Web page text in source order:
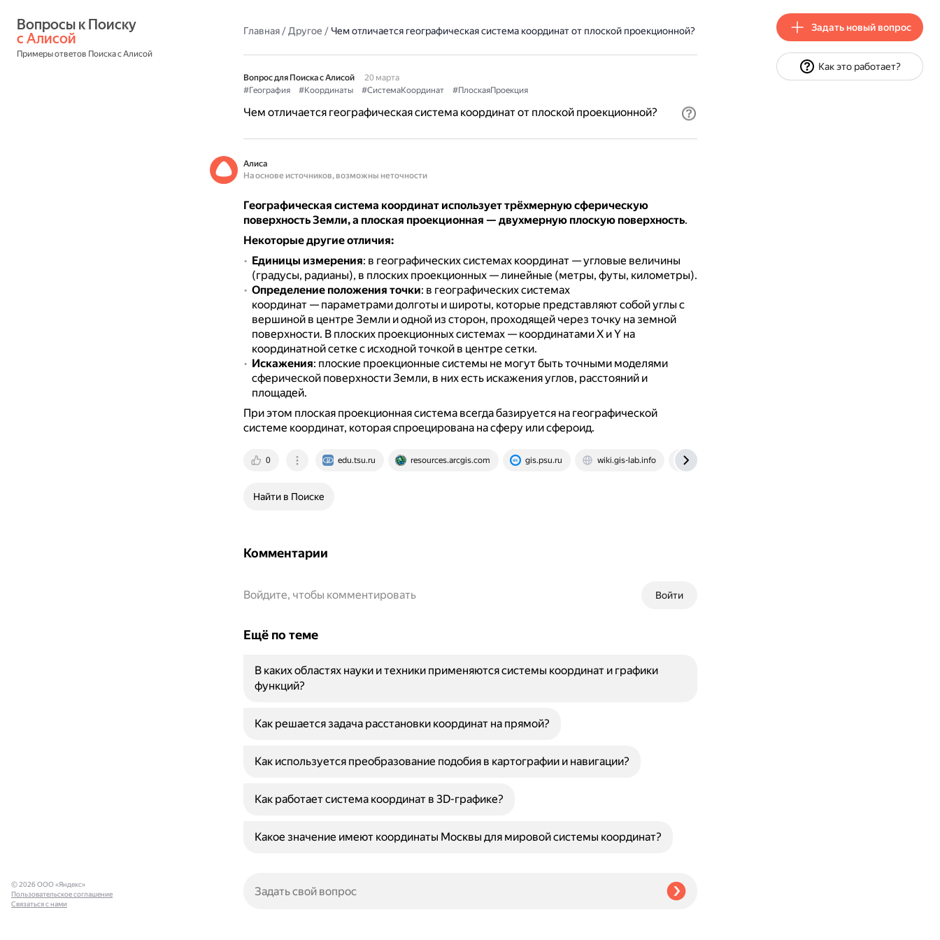
с Алисой
Примеры ответов Поиска с Алисой
Главная/Другое / Чем отличается географическая система координат от плоской проекционной?
Вопрос для Поиска с Алисой
20 марта
#География
#Координаты #СистемаКоординат #ПлоскаяПроекция
Чем отличается географическая система координат от плоской проекционной?
Алиса
На основе источников, возможны неточности
Географическая система координат использует трёхмерную сферическую
поверхность Земли, а плоская проекционная — двухмерную плоскую поверхность.
Некоторые другие отличия:
Единицы измерения: в географических системах координат — угловые величины
(градусы, радианы), в плоских проекционных — линейные (метры, футы, километры).
Определение положения точки: в географических системах
координат — параметрами долготы и широты, которые представляют собой углы с
вершиной в центре Земли и одной из сторон, проходящей через точку на земной
поверхности. В плоских проекционных системах — координатами X и Y на
координатной сетке с исходной точкой в центре сетки.
Искажения: плоские проекционные системы не могут быть точными моделями
сферической поверхности Земли, в них есть искажения углов, расстояний и
площадей.
При этом плоская проекционная система всегда базируется на географической
системе координат, которая спроецирована на сферу или сфероид.
0 edu.tsu.ru resources.arcgis.com gis.psu.ru wiki.gis-lab.info
Найти в Поиске
Комментарии
Войти
Войдите, чтобы комментировать
Ещё по теме
В каких областях науки и техники применяются системы координат и графики
функций?
Как решается задача расстановки координат на прямой?
Как используется преобразование подобия в картографии и навигации?
Как работает система координат в 3D-графике?
Какое значение имеют координаты Москвы для мировой системы координат?
© 2026 ООО «Яндекс»
Пользовательское соглашение
Связаться с нами
Задать новый вопрос
Как это работает?